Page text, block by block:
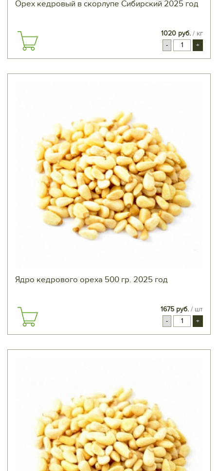
Орех кедровый в скорлупе Сибирский 2025 год
1020 руб. / кг
-
+
Ядро кедрового ореха 500 гр. 2025 год
1675 руб. / шт
-
+